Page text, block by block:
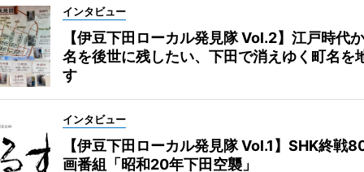
インタビュー
【伊豆下田ローカル発見隊 Vol.2】江戸時代
名を後世に残したい、下田で消えゆく町名を
す
インタビュー
【伊豆下田ローカル発見隊 Vol.1】SHK終戦
画番組「昭和20年下田空襲」